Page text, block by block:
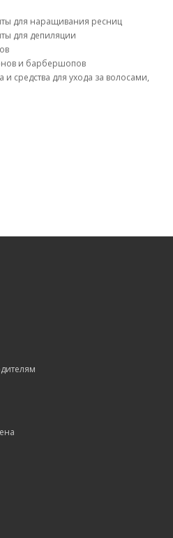
для наращивания ресниц
для депиляции
и барбершопов
и средства для ухода за волосами,